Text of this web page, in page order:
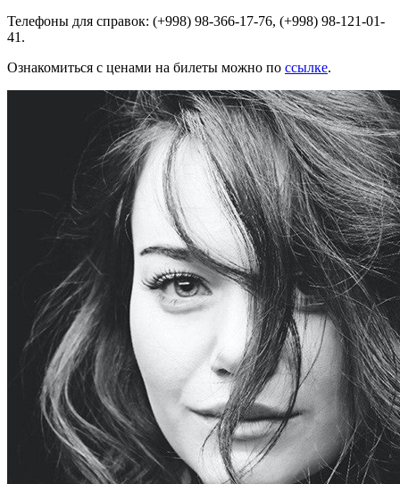
Телефоны для справок: (+998) 98-366-17-76, (+998) 98-121-01-
41.
Ознакомиться с ценами на билеты можно по ссылке.